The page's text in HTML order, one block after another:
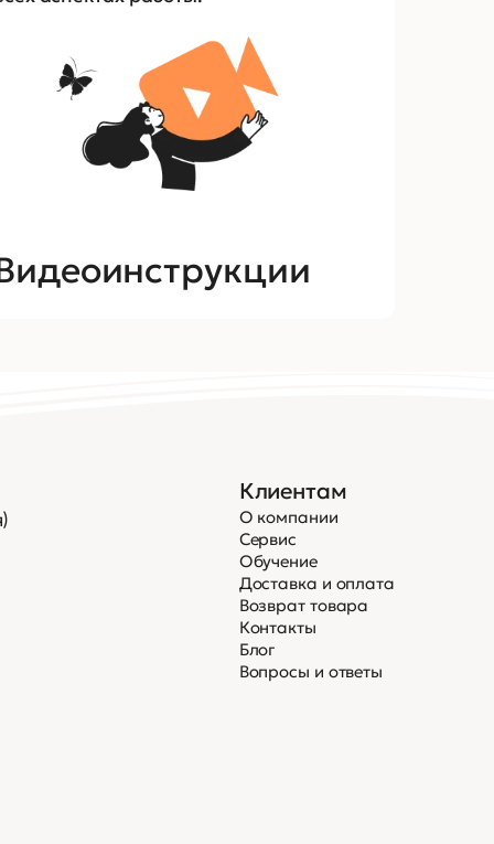
Клиентам
О компании
Сервис
Обучение
Доставка и оплата
Возврат товара
Контакты
Блог
Вопросы и ответы